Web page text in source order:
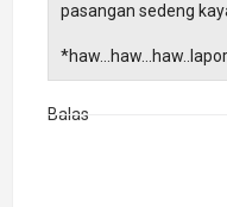
pasangan sedeng
Balas